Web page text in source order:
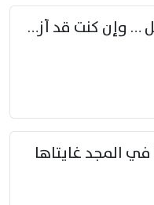
أفاطم مهلا بعض هذا التدلل … وإن كنت قد أزمعت صرمي فأجملي
في المجد غايتاها